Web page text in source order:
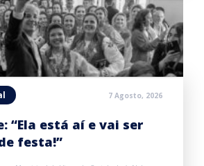
7 Agosto, 2026
“Ela está aí e vai ser
festa!”